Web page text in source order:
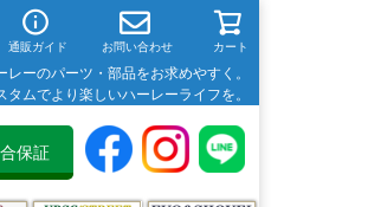
通販ガイド お問い合わせ カート
レーのパーツ・部品をお求めやすく。
タムでより楽しいハーレーライフを。
保証